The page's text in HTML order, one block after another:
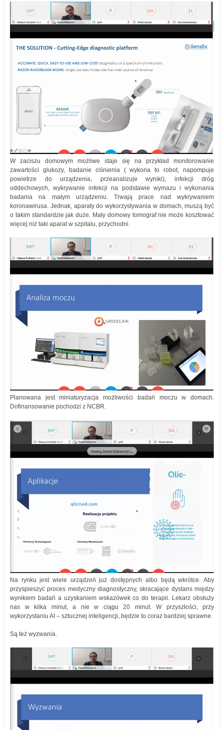
W zaciszu domowym możliwe staje się na przykład monitorowanie
zawartości glukozy, badanie ciśnienia ( wykona to robot, napompuje
powietrze do urządzenia, przeanalizuje wyniki), infekcji dróg
oddechowych, wykrywanie infekcji na podstawie wymazu i wykonania
badania na małym urządzeniu. Trwają prace nad wykrywaniem
koronawirusa. Jednak, aparaty do wykorzystywania w domach, muszą być
o takim standardzie jak duże. Mały domowy tomograf nie może kosztować
więcej niż taki aparat w szpitalu, przychodni.
Planowana jest miniaturyzacja możliwości badań moczu w domach.
Dofinansowanie pochodzi z NCBR.
Na rynku jest wiele urządzeń już dostępnych albo będą wkrótce. Aby
przyspieszyć proces medyczny diagnostyczny, skracające dystans między
wynikiem badań a uzyskaniem wskazówek co do terapii. Lekarz obsłuży
nas w kilka minut, a nie w ciągu 20 minut. W przyszłości, przy
wykorzystaniu AI – sztucznej inteligencji, będzie to coraz bardziej sprawne.
Są też wyzwania.